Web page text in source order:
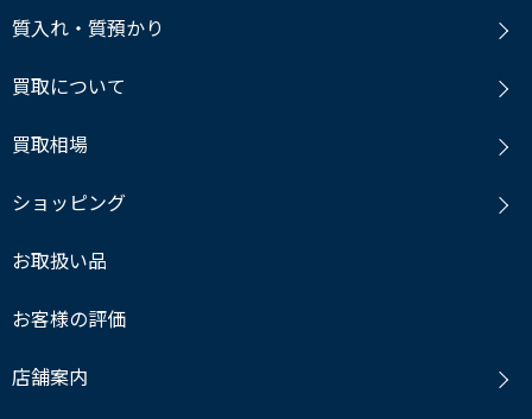
質入れ・質預かり
買取について
買取相場
ショッピング
お取扱い品
お客様の評価
店舗案内